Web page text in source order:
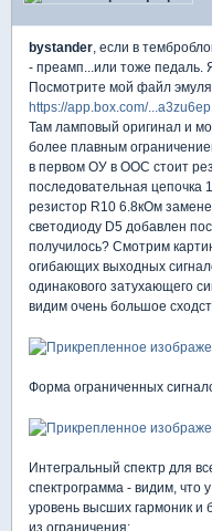
bystander, если в
- преамп...или тоже педаль.
Посмотрите мой файл
https://app.box.com/
Там ламповый оригинал и
более плавным
в первом ОУ в ООС стоит
последовательная цепочка
резистор R10 6.8кОм
светодиоду D5 добавлен
получилось? Смотрим
огибающих выходных
одинакового затухающего
видим очень большое
Форма ограниченных
Интегральный спектр для
спектрограмма - видим,
уровень высших гармоник и
из ограничения: